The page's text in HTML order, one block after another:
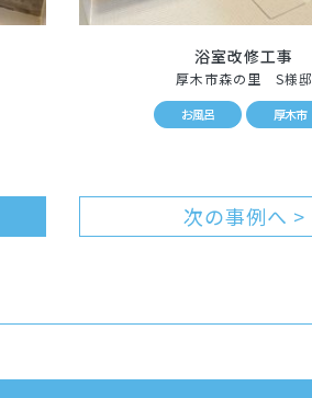
浴室改修工事
厚木市森の里 S様邸
お風呂 厚木市
次の事例へ >